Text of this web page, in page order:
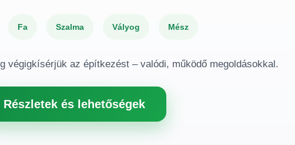
Fa Szalma Vályog Mész
végigkísérjük az építkezést – valódi, működő megoldásokkal.
Részletek és lehetőségek